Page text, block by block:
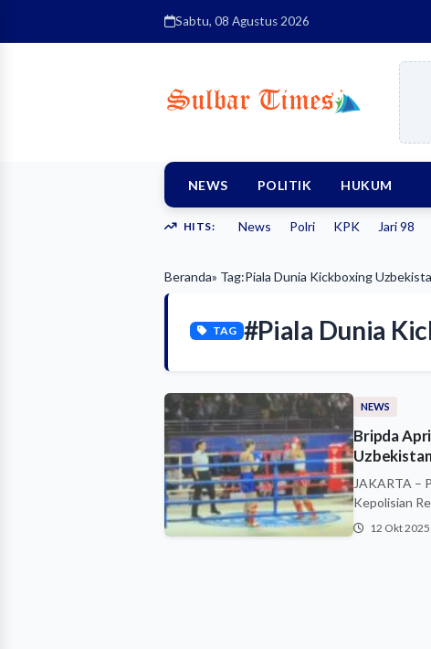
Sabtu, 08 Agustus 2026
NEWS POLITIK HUKUM
HITS: News Polri KPK Jari 98
Beranda» Tag:Piala Dunia Kickboxing
TAG #Piala Dunia
NEWS
Bripda
JAKARTA –
Kepolisian
12 Okt 2025